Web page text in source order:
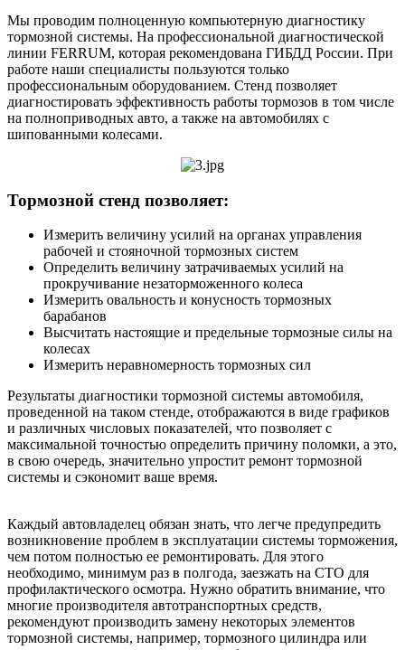
Мы проводим полноценную компьютерную диагностику
тормозной системы. На профессиональной диагностической
линии FERRUM, которая рекомендована ГИБДД России. При
работе наши специалисты пользуются только
профессиональным оборудованием. Стенд позволяет
диагностировать эффективность работы тормозов в том числе
на полноприводных авто, а также на автомобилях с
шипованными колесами.
Тормозной стенд позволяет:
Измерить величину усилий на органах управления
рабочей и стояночной тормозных систем
Определить величину затрачиваемых усилий на
прокручивание незаторможенного колеса
Измерить овальность и конусность тормозных
барабанов
Высчитать настоящие и предельные тормозные силы на
колесах
Измерить неравномерность тормозных сил
Результаты диагностики тормозной системы автомобиля,
проведенной на таком стенде, отображаются в виде графиков
и различных числовых показателей, что позволяет с
максимальной точностью определить причину поломки, а это,
в свою очередь, значительно упростит ремонт тормозной
системы и сэкономит ваше время.
Каждый автовладелец обязан знать, что легче предупредить
возникновение проблем в эксплуатации системы торможения,
чем потом полностью ее ремонтировать. Для этого
необходимо, минимум раз в полгода, заезжать на СТО для
профилактического осмотра. Нужно обратить внимание, что
многие производителя автотранспортных средств,
рекомендуют производить замену некоторых элементов
тормозной системы, например, тормозного цилиндра или